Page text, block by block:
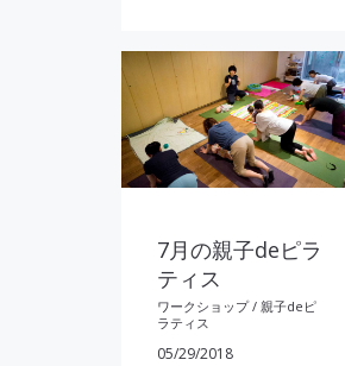
7月の親子deピラ
ティス
ワークショップ/ 親子deピ
ラティス
05/29/2018